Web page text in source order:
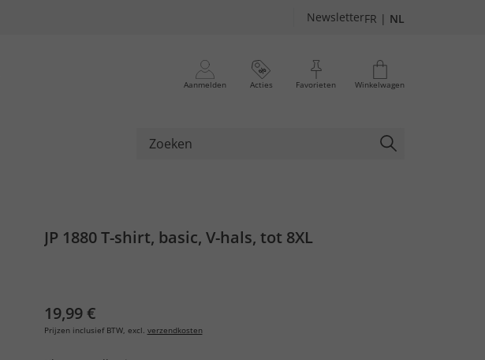
NewsletterFR | NL
Aanmelden Acties Favorieten Winkelwagen
JP 1880 T-shirt, basic, V-hals, tot 8XL
19,99 €
Prijzen inclusief BTW, excl. verzendkosten